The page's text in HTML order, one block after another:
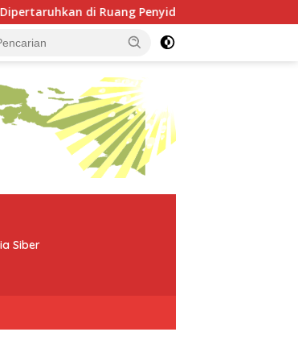
Penyidikan Marga Esnam dan Isbeined
Siber